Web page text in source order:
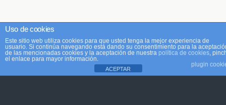
Uso de cookies
Este sitio web utiliza cookies para que usted tenga la mejor experiencia de
usuario. Si continúa navegando está dando su consentimiento para la
de las mencionadas cookies y la aceptación de nuestra política de cookies,
el enlace para mayor información.
plugin
ACEPTAR